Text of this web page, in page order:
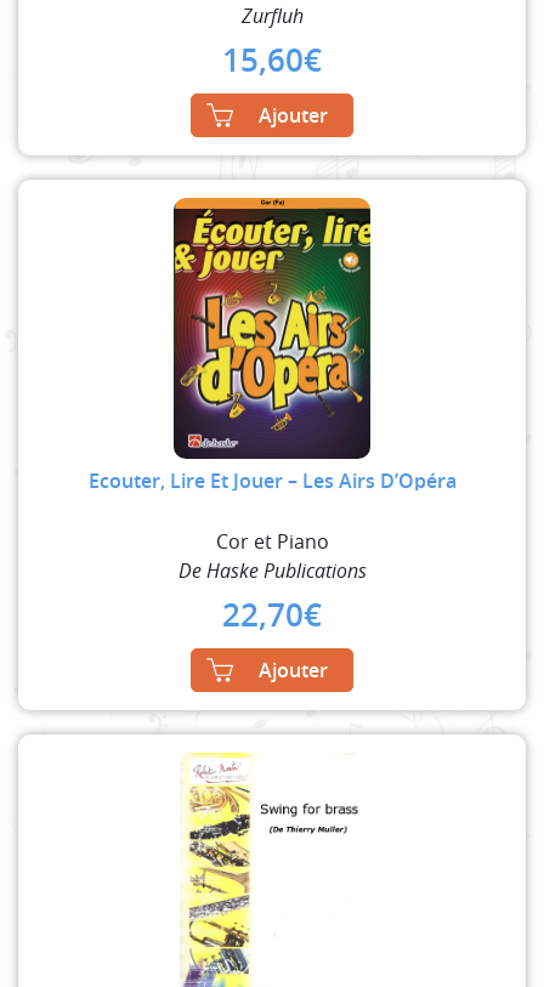
Zurfluh
15,60€
Ajouter
Ecouter, Lire Et Jouer – Les Airs D’Opéra
Cor et Piano
De Haske Publications
22,70€
Ajouter